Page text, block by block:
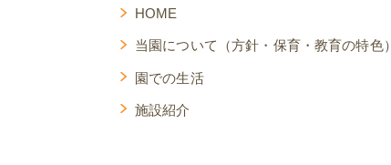
HOME
当園について（方針・保育・教育の特色）
園での生活
施設紹介